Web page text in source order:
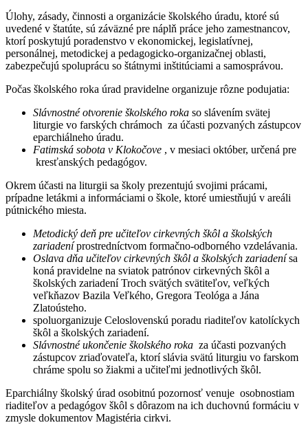
Úlohy, zásady, činnosti a organizácie školského úradu, ktoré sú
uvedené v štatúte, sú záväzné pre náplň práce jeho zamestnancov,
ktorí poskytujú poradenstvo v ekonomickej, legislatívnej,
personálnej, metodickej a pedagogicko-organizačnej oblasti,
zabezpečujú spoluprácu so štátnymi inštitúciami a samosprávou.
Počas školského roka úrad pravidelne organizuje rôzne podujatia:
Slávnostné otvorenie školského roka so slávením svätej
liturgie vo farských chrámoch za účasti pozvaných zástupcov
eparchiálneho úradu.
Fatimská sobota v Klokočove , v mesiaci október, určená pre
kresťanských pedagógov.
Okrem účasti na liturgii sa školy prezentujú svojimi prácami,
prípadne letákmi a informáciami o škole, ktoré umiestňujú v areáli
pútnického miesta.
Metodický deň pre učiteľov cirkevných škôl a školských
zariadeníprostredníctvom formačno-odborného vzdelávania.
Oslava dňa učiteľov cirkevných škôl a školských zariadenísa
koná pravidelne na sviatok patrónov cirkevných škôl a
školských zariadení Troch svätých svätiteľov, veľkých
veľkňazov Bazila Veľkého, Gregora Teológa a Jána
Zlatoústeho.
spoluorganizuje Celoslovenskú poradu riaditeľov katolíckych
škôl a školských zariadení.
Slávnostné ukončenie školského roka za účasti pozvaných
zástupcov zriaďovateľa, ktorí slávia svätú liturgiu vo farskom
chráme spolu so žiakmi a učiteľmi jednotlivých škôl.
Eparchiálny školský úrad osobitnú pozornosť venuje osobnostiam
riaditeľov a pedagógov škôl s dôrazom na ich duchovnú formáciu v
zmysle dokumentov Magistéria cirkvi.